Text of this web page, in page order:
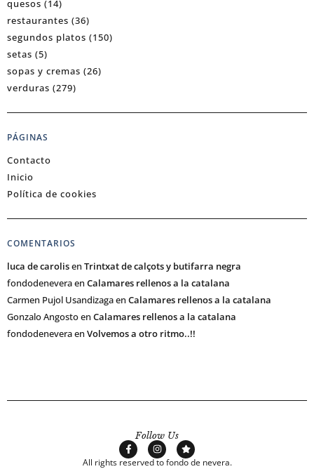
quesos (14)
restaurantes (36)
segundos platos (150)
setas (5)
sopas y cremas (26)
verduras (279)
PÁGINAS
Contacto
Inicio
Política de cookies
COMENTARIOS
luca de carolisen Trintxat de calçots y butifarra negra
fondodeneveraen Calamares rellenos a la catalana
Carmen Pujol Usandizagaen Calamares rellenos a la catalana
Gonzalo Angostoen Calamares rellenos a la catalana
fondodeneveraen Volvemos a otro ritmo..!!
Follow Us
All rights reserved to fondo de nevera.